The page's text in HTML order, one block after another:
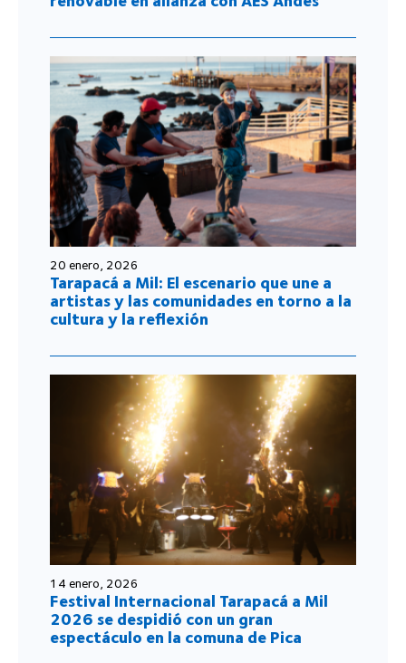
20 enero, 2026
Tarapacá a Mil: El escenario que une a
artistas y las comunidades en torno a la
cultura y la reflexión
14 enero, 2026
Festival Internacional Tarapacá a Mil
2026 se despidió con un gran
espectáculo en la comuna de Pica